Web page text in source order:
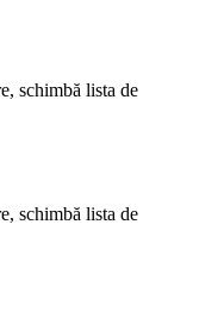
schimbă lista de
schimbă lista de